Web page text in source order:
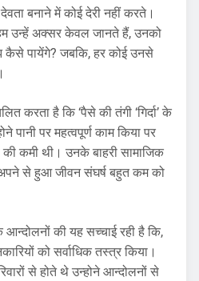
बनाने में कोई देरी नहीं करते।
उन्हें अक्सर केवल जानते हैं, उनको
कैसे पायेंगे? जबकि, हर कोई उनसे
करता है कि ‘पैसे की तंगी ‘गिर्दा’ के
पानी पर महत्वपूर्ण काम किया पर
की कमी थी। उनके बाहरी सामाजिक
से हुआ जीवन संघर्ष बहुत कम को
की यह सच्चाई रही है कि,
को सर्वाधिक तस्त्र किया।
से होते थे उन्होने आन्दोलनों से